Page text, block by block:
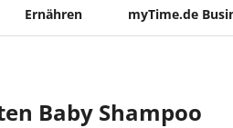
Ernähren myTime.de
Baby Shampoo